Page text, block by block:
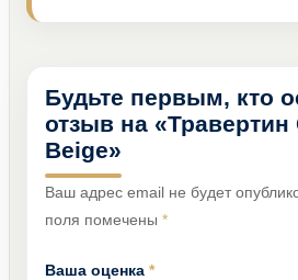
Будьте первым, кто
отзыв на «Травертин
Beige»
Ваш адрес email не будет
поля помечены *
Ваша оценка *